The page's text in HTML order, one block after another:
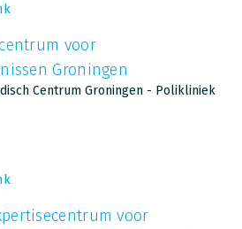
voor
Groningen
Centrum Groningen - Polikliniek
voor